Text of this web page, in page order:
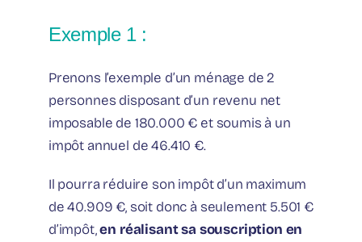
Exemple 1 :
Prenons l’exemple d’un ménage de 2
personnes disposant d’un revenu net
imposable de 180.000 € et soumis à un
impôt annuel de 46.410 €.
Il pourra réduire son impôt d’un maximum
de 40.909 €, soit donc à seulement 5.501 €
d’impôt,en réalisant sa souscription en